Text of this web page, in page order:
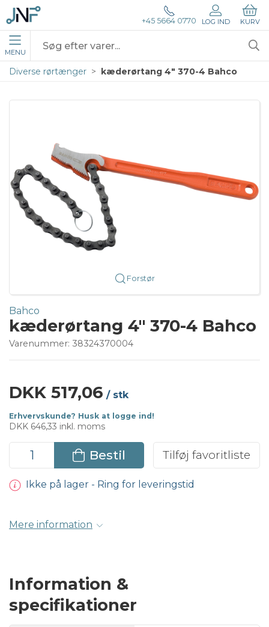
+45 5664 0770 LOG IND KURV
MENU
Diverse rørtænger kæderørtang 4" 370-4 Bahco
Forstør
Bahco
kæderørtang 4" 370-4 Bahco
Varenummer: 38324370004
DKK 517,06 / stk
Erhvervskunde? Husk at logge ind!
DKK 646,33 inkl. moms
Bestil Tilføj favoritliste
Ikke på lager - Ring for leveringstid
Mere information
Information &
specifikationer